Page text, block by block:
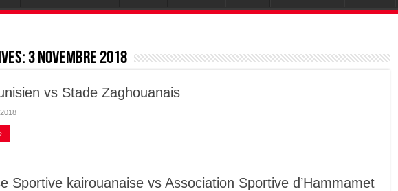
3 novembre 2018
vs Stade Zaghouanais
Sportive kairouanaise vs Association Sportive d’Hammamet